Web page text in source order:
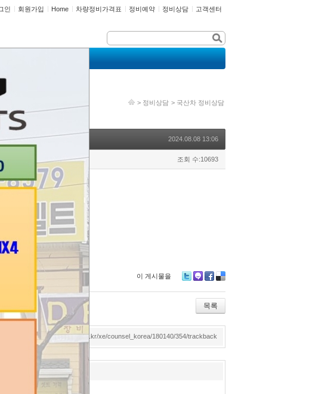
인 회원가입 Home 차량정비가격표 정비예약 정비상담 고객센터
> 정비상담 > 국산차 정비상담
2024.08.08 13:06
조회 수:10693
이 게시물을
y
bo
ok
ou
s
목록
http://goodmotor.co.kr/xe/counsel_korea/180140/354/trackback